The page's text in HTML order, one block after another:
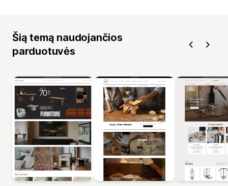
Šią temą naudojančios
parduotuvės